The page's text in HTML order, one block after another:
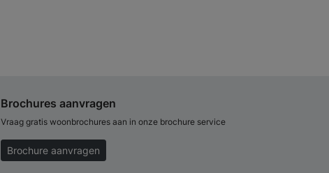
Brochures aanvragen
Vraag gratis woonbrochures aan in onze brochure service
Brochure aanvragen